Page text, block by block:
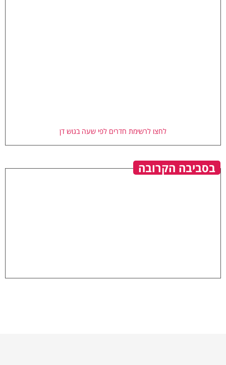
לחצו לרשימת חדרים לפי שעה בגוש דן
בסביבה הקרובה